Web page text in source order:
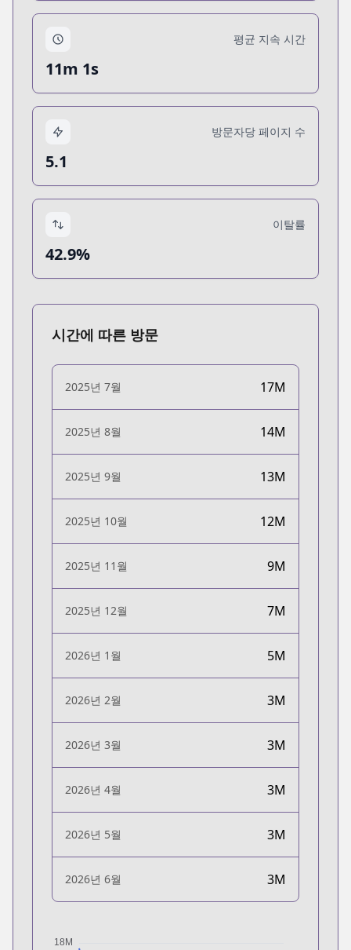
평균 지속 시간
11m 1s
방문자당 페이지 수
5.1
이탈률
42.9%
시간에 따른 방문
2025년 7월 17M
2025년 8월 14M
2025년 9월 13M
2025년 10월 12M
2025년 11월 9M
2025년 12월 7M
2026년 1월 5M
2026년 2월 3M
2026년 3월 3M
2026년 4월 3M
2026년 5월 3M
2026년 6월 3M